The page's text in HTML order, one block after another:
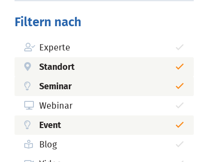
Filtern nach
Experte
Standort
Seminar
Webinar
Event
Blog